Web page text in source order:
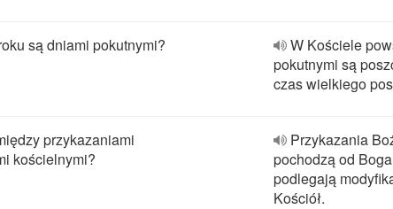
są dniami pokutnymi?
W Kościele
pokutnymi są
czas wielkiego
przykazaniami
kościelnymi?
Przykazania
pochodzą od
podlegają
Kościół.